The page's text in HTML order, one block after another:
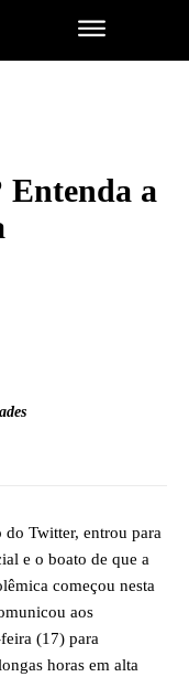
a
Twitter, entrou para
e o boato de que a
começou nesta
aos
(17) para
horas em alta